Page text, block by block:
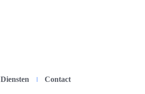
Diensten Contact